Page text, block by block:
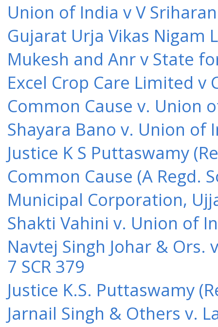
Union of India v V
Gujarat Urja Vikas Nigam
Mukesh and Anr v State
Excel Crop Care Limited
Common Cause v. Union
Shayara Bano v. Union of
Justice K S Puttaswamy
Common Cause (A Regd.
Municipal Corporation,
Shakti Vahini v. Union of
Navtej Singh Johar &
7 SCR 379
Justice K.S. Puttaswamy
Jarnail Singh & Others v.